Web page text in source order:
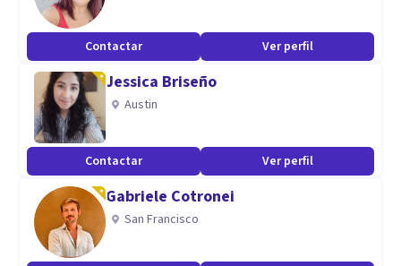
Contactar Ver perfil
Jessica Briseño
Austin
Contactar Ver perfil
Gabriele Cotronei
San Francisco